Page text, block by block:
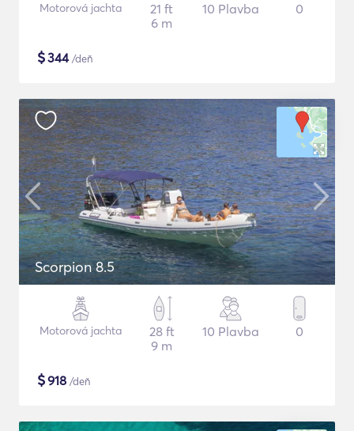
Motorová jachta
21 ft
6 m
10 Plavba 0
$344/deň
Scorpion 8.5
Motorová jachta
28 ft
9 m
10 Plavba 0
$918 /deň